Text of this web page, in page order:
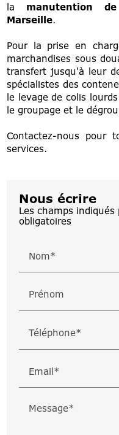
la manutention
Marseille.
Pour la prise en
marchandises sous
transfert jusqu'à leur
spécialistes des
le levage de colis
le groupage et le
Contactez-nous pour
services.
Nous écrire
Les champs
obligatoires
Nom*
Prénom
Téléphone*
Email*
Message*